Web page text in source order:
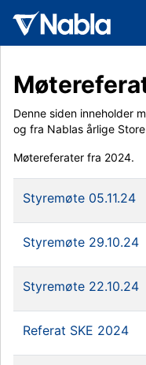
Denne siden inneholder
og fra Nablas årlige
Møtereferater fra 2024.
Styremøte 05.11.24
Styremøte 29.10.24
Styremøte 22.10.24
Referat SKE 2024